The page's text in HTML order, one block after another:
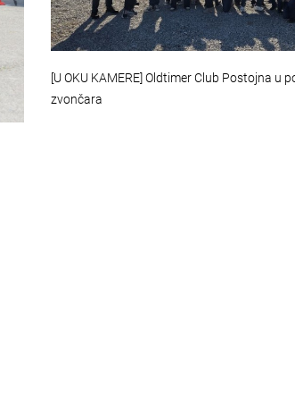
[U OKU KAMERE] Oldtimer Club Postojna u
zvončara